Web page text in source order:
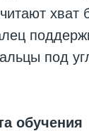
хват
под
обучения